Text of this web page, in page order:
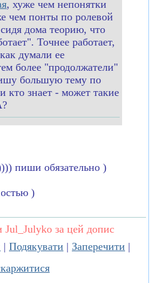
, хуже чем непонятки
чем понты по ролевой
дома теорию, что
Точнее работает,
думали ее
более "продолжатели"
большую тему по
кто знает - может такие
обязательно )
)
Jul_Julyko за цей допис
| Подякувати | Заперечити |